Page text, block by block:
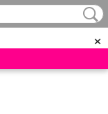
×